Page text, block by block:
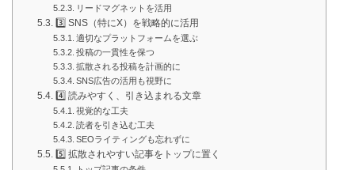
リードマグネットを活用
3️⃣ SNS（特にX）を戦略的に活用
適切なプラットフォームを選ぶ
投稿の一貫性を保つ
拡散される投稿を計画的に
SNS広告の活用も視野に
4️⃣ 読みやすく、引き込まれる文章
視覚的な工夫
読者を引き込む工夫
SEOライティングも忘れずに
5️⃣ 拡散されやすい記事をトップに置く